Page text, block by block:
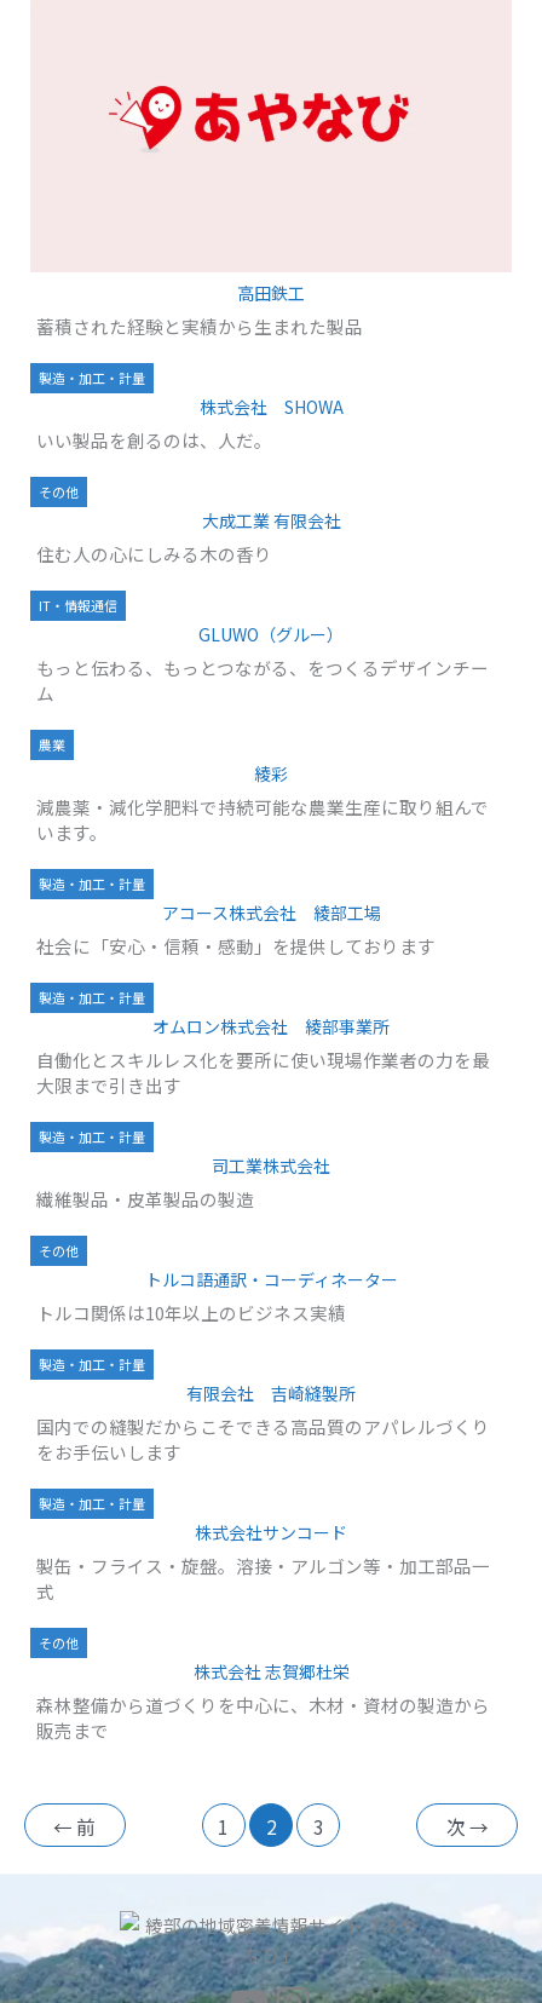
高田鉄工
蓄積された経験と実績から生まれた製品
製造・加工・計量
株式会社 SHOWA
いい製品を創るのは、人だ。
その他
大成工業 有限会社
住む人の心にしみる木の香り
IT・情報通信
GLUWO（グルー）
もっと伝わる、もっとつながる、をつくるデザインチー
ム
農業
綾彩
減農薬・減化学肥料で持続可能な農業生産に取り組んで
います。
製造・加工・計量
アコース株式会社 綾部工場
社会に「安心・信頼・感動」を提供しております
製造・加工・計量
オムロン株式会社 綾部事業所
自働化とスキルレス化を要所に使い現場作業者の力を最
大限まで引き出す
製造・加工・計量
司工業株式会社
繊維製品・皮革製品の製造
その他
トルコ語通訳・コーディネーター
トルコ関係は10年以上のビジネス実績
製造・加工・計量
有限会社 吉崎縫製所
国内での縫製だからこそできる高品質のアパレルづくり
をお手伝いします
製造・加工・計量
株式会社サンコード
製缶・フライス・旋盤。溶接・アルゴン等・加工部品一
式
その他
株式会社 志賀郷杜栄
森林整備から道づくりを中心に、木材・資材の製造から
販売まで
← 前 1 2 3 次→
YouTube
Instagram